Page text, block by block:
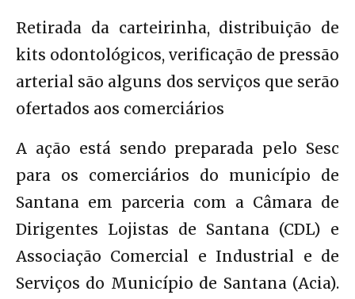
Retirada da carteirinha, distribuição de
kits odontológicos, verificação de pressão
arterial são alguns dos serviços que serão
ofertados aos comerciários
A ação está sendo preparada pelo Sesc
para os comerciários do município de
Santana em parceria com a Câmara de
Dirigentes Lojistas de Santana (CDL) e
Associação Comercial e Industrial e de
Serviços do Município de Santana (Acia).